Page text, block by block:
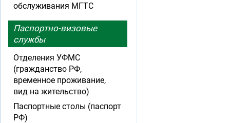
обслуживания МГТС
Паспортно-визовые
службы
Отделения УФМС
(гражданство РФ,
временное проживание,
вид на жительство)
Паспортные столы (паспорт
РФ)